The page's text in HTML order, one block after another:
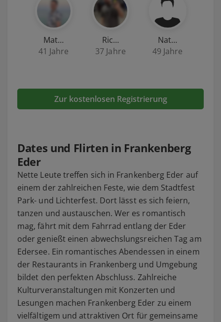
Mat…
41 Jahre
Ric…
37 Jahre
Nat…
49 Jahre
Zur kostenlosen Registrierung
Dates und Flirten in Frankenberg
Eder
Nette Leute treffen sich in Frankenberg Eder auf
einem der zahlreichen Feste, wie dem Stadtfest
Park- und Lichterfest. Dort lässt es sich feiern,
tanzen und austauschen. Wer es romantisch
mag, fährt mit dem Fahrrad entlang der Eder
oder genießt einen abwechslungsreichen Tag am
Edersee. Ein romantisches Abendessen in einem
der Restaurants in Frankenberg und Umgebung
bildet den perfekten Abschluss. Zahlreiche
Kulturveranstaltungen mit Konzerten und
Lesungen machen Frankenberg Eder zu einem
vielfältigem und attraktiven Ort für gemeinsame